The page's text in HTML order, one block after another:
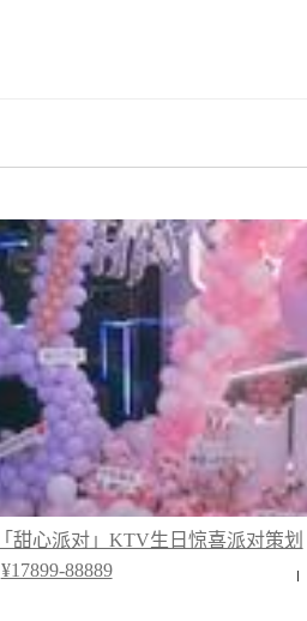
「甜心派对」KTV生日惊喜派对策划
¥17899-88889